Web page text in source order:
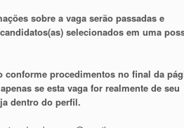
sobre a vaga serão passadas e
selecionados em uma
conforme procedimentos no final da
se esta vaga for realmente de seu
dentro do perfil.